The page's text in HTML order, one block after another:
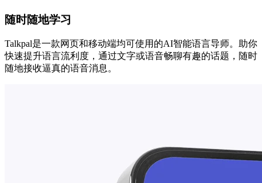
随时随地学习
Talkpal是一款网页和移动端均可使用的AI智能语言导师。助你
快速提升语言流利度，通过文字或语音畅聊有趣的话题，随时
随地接收逼真的语音消息。